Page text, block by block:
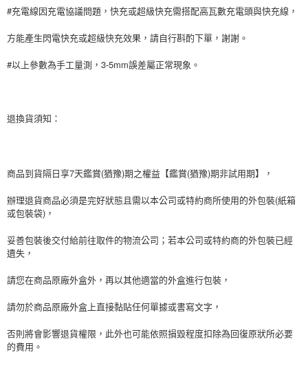
#充電線因充電協議問題，快充或超級快充需搭配高瓦數充電頭與快充線，
方能產生閃電快充或超級快充效果，請自行斟酌下單，謝謝。
#以上參數為手工量測，3-5mm誤差屬正常現象。
退換貨須知：
商品到貨隔日享7天鑑賞(猶豫)期之權益【鑑賞(猶豫)期非試用期】，
辦理退貨商品必須是完好狀態且需以本公司或特約商所使用的外包裝(紙箱
或包裝袋)，
妥善包裝後交付給前往取件的物流公司；若本公司或特約商的外包裝已經
遺失，
請您在商品原廠外盒外，再以其他適當的外盒進行包裝，
請勿於商品原廠外盒上直接黏貼任何單據或書寫文字，
否則將會影響退貨權限，此外也可能依照損毀程度扣除為回復原狀所必要
的費用。